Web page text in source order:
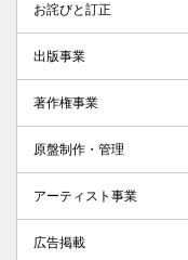
お詫びと訂正
出版事業
著作権事業
原盤制作・管理
アーティスト事業
広告掲載